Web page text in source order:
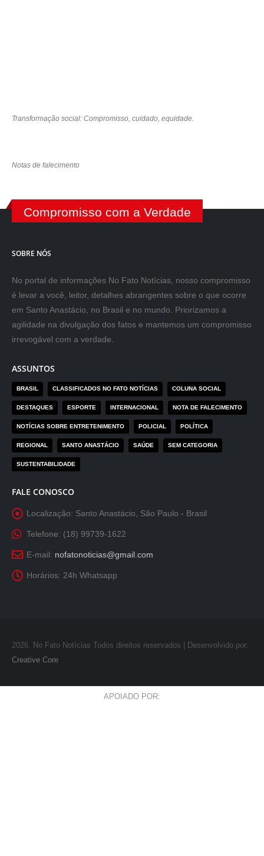
Transformação social: Compromisso, cuidado, equidade.
Notas de falecimento
Compromisso com a Verdade
SOBRE NÓS
No portal de informações No Fato Notícias, nosso compromisso
é levar a você, leitor, detalhes abrangentes sobre o que ocorre
em Santo Anastácio, no Brasil e no mundo. Priorizamos a
agilidade na divulgação dos fatos e mantemos um compromisso
irrevogável com a verdade.
ASSUNTOS
BRASIL CLASSIFICADOS NO FATO NOTÍCIAS COLUNA SOCIAL
DESTAQUES ESPORTE INTERNACIONAL NOTA DE FALECIMENTO
NOTÍCIAS SOBRE ENTRETENIMENTO POLICIAL POLÍTICA
REGIONAL SANTO ANASTÁCIO SAÚDE SEM CATEGORIA
SUSTENTABILIDADE
FALE CONOSCO
Localização: Santo Anastácio, São Paulo - Brasil
Telefone: (18) 99739-1622
E-mail: nofatonoticias@gmail.com
Horários: 24h Whatsapp
2026. No Fato Notícias Todos direitos reservados | Desenvolvido por:
Creative Core
APOIADO POR: